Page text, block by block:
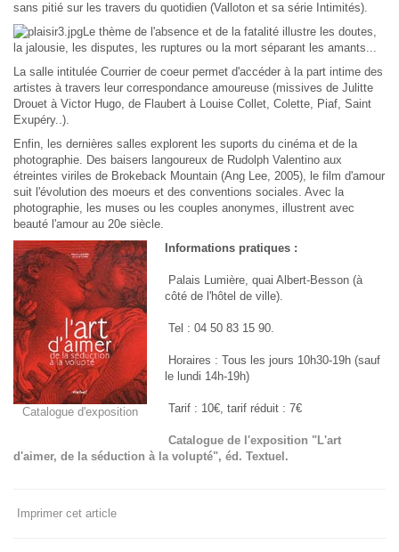
sans pitié sur les travers du quotidien (Valloton et sa série Intimités).
Le thème de l'absence et de la fatalité illustre les doutes,
la jalousie, les disputes, les ruptures ou la mort séparant les amants...
La salle intitulée Courrier de coeur permet d'accéder à la part intime des
artistes à travers leur correspondance amoureuse (missives de Julitte
Drouet à Victor Hugo, de Flaubert à Louise Collet, Colette, Piaf, Saint
Exupéry..).
Enfin, les dernières salles explorent les suports du cinéma et de la
photographie. Des baisers langoureux de Rudolph Valentino aux
étreintes viriles de Brokeback Mountain (Ang Lee, 2005), le film d'amour
suit l'évolution des moeurs et des conventions sociales. Avec la
photographie, les muses ou les couples anonymes, illustrent avec
beauté l'amour au 20e siècle.
Catalogue d'exposition
Informations pratiques :
Palais Lumière, quai Albert-Besson (à
côté de l'hôtel de ville).
Tel : 04 50 83 15 90.
Horaires : Tous les jours 10h30-19h (sauf
le lundi 14h-19h)
Tarif : 10€, tarif réduit : 7€
Catalogue de l'exposition "L'art
d'aimer, de la séduction à la volupté", éd. Textuel.
Imprimer cet article